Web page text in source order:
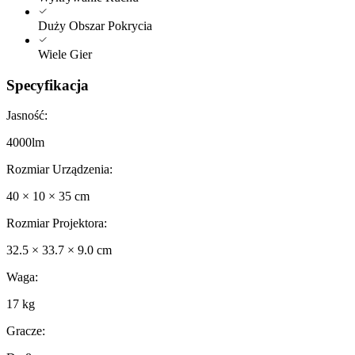
Duży Obszar Pokrycia
Wiele Gier
Specyfikacja
Jasność:
4000lm
Rozmiar Urządzenia:
40 × 10 × 35 cm
Rozmiar Projektora:
32.5 × 33.7 × 9.0 cm
Waga:
17 kg
Gracze: